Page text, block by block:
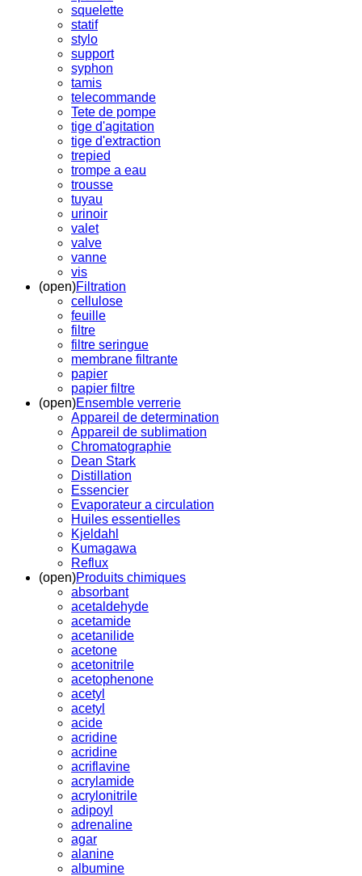
squelette
statif
stylo
support
syphon
tamis
telecommande
Tete de pompe
tige d'agitation
tige d'extraction
trepied
trompe a eau
trousse
tuyau
urinoir
valet
valve
vanne
vis
(open)Filtration
cellulose
feuille
filtre
filtre seringue
membrane filtrante
papier
papier filtre
(open)Ensemble verrerie
Appareil de determination
Appareil de sublimation
Chromatographie
Dean Stark
Distillation
Essencier
Evaporateur a circulation
Huiles essentielles
Kjeldahl
Kumagawa
Reflux
(open)Produits chimiques
absorbant
acetaldehyde
acetamide
acetanilide
acetone
acetonitrile
acetophenone
acetyl
acetyl
acide
acridine
acridine
acriflavine
acrylamide
acrylonitrile
adipoyl
adrenaline
agar
alanine
albumine